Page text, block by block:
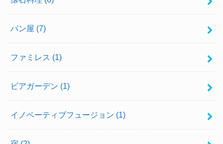
パン屋 (7)
ファミレス (1)
ビアガーデン (1)
イノベーティブフュージョン (1)